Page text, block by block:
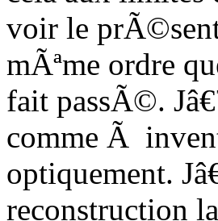
voir le
mÃªme ordre
fait passÃ©.
comme Ã
optiquement.
reconstruction